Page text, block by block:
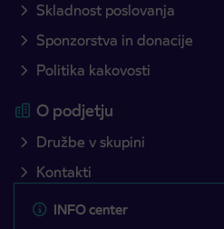
Skladnost poslovanja
Sponzorstva in donacije
Politika kakovosti
O podjetju
Družbe v skupini
Kontakti
INFO center